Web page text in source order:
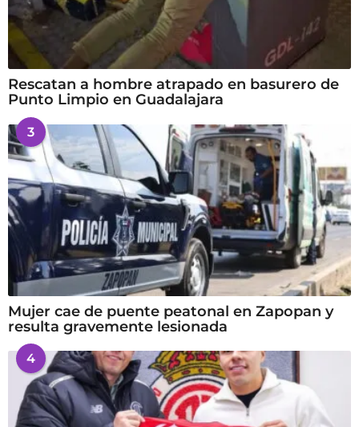
Rescatan a hombre atrapado en basurero de
Punto Limpio en Guadalajara
3
Mujer cae de puente peatonal en Zapopan y
resulta gravemente lesionada
4